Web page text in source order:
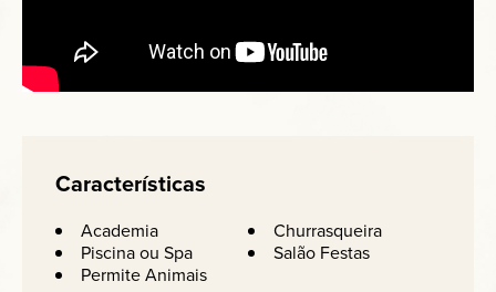
Características
Academia
Churrasqueira
Piscina ou Spa
Salão Festas
Permite Animais